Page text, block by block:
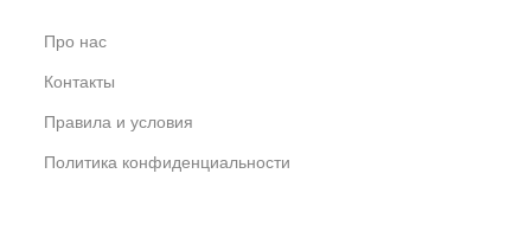
Про нас
Контакты
Правила и условия
Политика конфиденциальности